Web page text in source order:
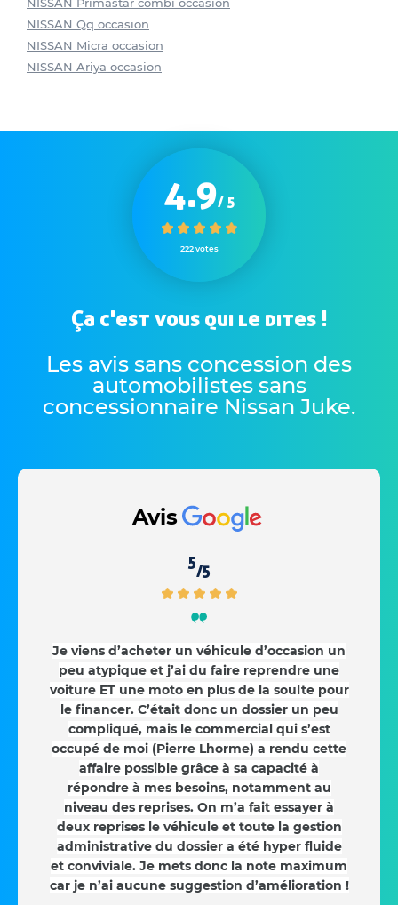
NISSAN Qq occasion
NISSAN Micra occasion
NISSAN Ariya occasion
4.9/ 5
222 votes
Ça c'est vous qui le dites !
Les avis sans concession des
automobilistes sans
concessionnaire Nissan Juke.
Avis
5/5
Je viens d’acheter un véhicule d’occasion un
peu atypique et j’ai du faire reprendre une
voiture ET une moto en plus de la soulte pour
le financer. C’était donc un dossier un peu
compliqué, mais le commercial qui s’est
occupé de moi (Pierre Lhorme) a rendu cette
affaire possible grâce à sa capacité à
répondre à mes besoins, notamment au
niveau des reprises. On m’a fait essayer à
deux reprises le véhicule et toute la gestion
administrative du dossier a été hyper fluide
et conviviale. Je mets donc la note maximum
car je n’ai aucune suggestion d’amélioration !